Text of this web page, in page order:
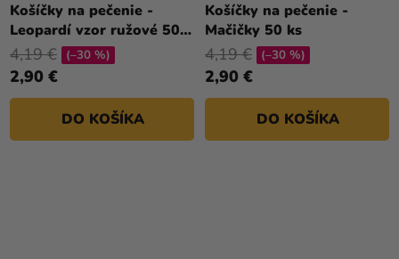
Košíčky na pečenie -
Leopardí vzor ružové 50
ks
2,90 €
4,19 € (–30 %)
DO KOŠÍKA
Košíčky na pečenie -
Mačičky 50 ks
2,90 €
4,19 € (–30 %)
DO KOŠÍKA